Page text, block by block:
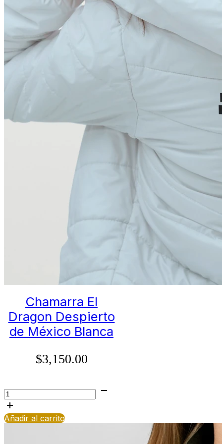
Chamarra El
Dragon Despierto
de México Blanca
$3,150.00
Chamarra
El
Dragon
Despierto
Añadir al carrito